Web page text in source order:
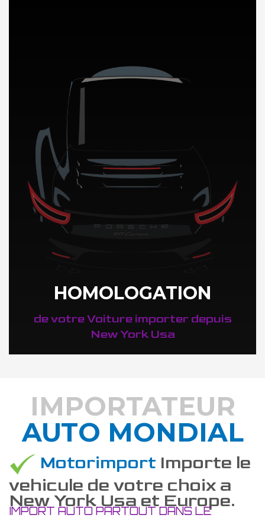
DÉCOUVREZ NOTRE IMPORTATION AUTO a New York Usa
HOMOLOGATION
de votre Voiture importer depuis
New York Usa
DÉCOUVREZ COMMENT
IMPORTATEUR
AUTO MONDIAL
Motorimport Importe le
vehicule de votre choix a
New York Usa et Europe.
IMPORT AUTO PARTOUT DANS LE